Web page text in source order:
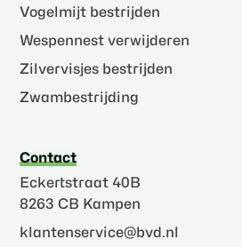
Vogelmijt bestrijden
Wespennest verwijderen
Zilvervisjes bestrijden
Zwambestrijding
Contact
Eckertstraat 40B
8263 CB Kampen
klantenservice@bvd.nl